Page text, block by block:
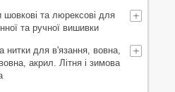
шовкові та люрексові для
та ручної вишивки
нитки для в'язання, вовна,
акрил. Літня і зимова